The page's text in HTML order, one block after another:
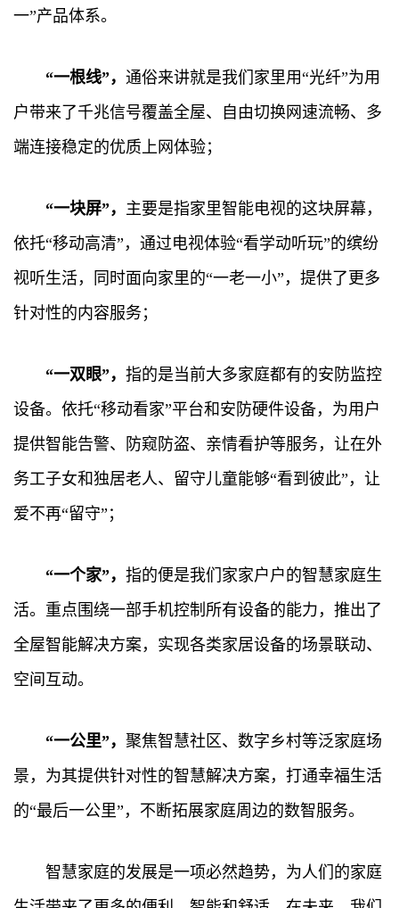
一”产品体系。
“一根线”， 通俗来讲就是我们家里用“光纤”为用
户带来了千兆信号覆盖全屋、自由切换网速流畅、多
端连接稳定的优质上网体验；
“一块屏”， 主要是指家里智能电视的这块屏幕，
依托“移动高清”，通过电视体验“看学动听玩”的缤纷
视听生活，同时面向家里的“一老一小”，提供了更多
针对性的内容服务；
“一双眼”， 指的是当前大多家庭都有的安防监控
设备。依托“移动看家”平台和安防硬件设备，为用户
提供智能告警、防窥防盗、亲情看护等服务，让在外
务工子女和独居老人、留守儿童能够“看到彼此”，让
爱不再“留守”；
“一个家”， 指的便是我们家家户户的智慧家庭生
活。重点围绕一部手机控制所有设备的能力，推出了
全屋智能解决方案，实现各类家居设备的场景联动、
空间互动。
“一公里”， 聚焦智慧社区、数字乡村等泛家庭场
景，为其提供针对性的智慧解决方案，打通幸福生活
的“最后一公里”，不断拓展家庭周边的数智服务。
智慧家庭的发展是一项必然趋势，为人们的家庭